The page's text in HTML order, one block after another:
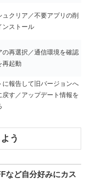
ュクリア／不要アプリの削
ンストール
の再選択／通信環境を確認
再起動
に報告して旧バージョンへ
戻す／アップデート情報を
う
など自分好みにカス